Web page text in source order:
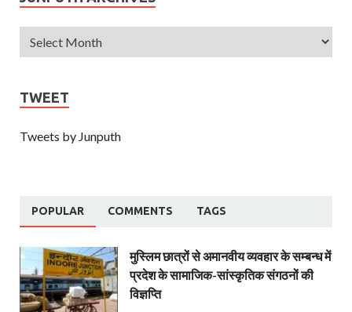
TWEET
Tweets by Junputh
POPULAR COMMENTS TAGS
मुस्लिम छात्रों से अमानवीय व्यवहार के सम्बन्ध में
प्रदेश के सामाजिक-सांस्कृतिक संगठनों की
विज्ञप्ति